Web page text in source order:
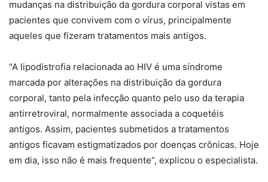
mudanças na distribuição da gordura corporal vistas em
pacientes que convivem com o vírus, principalmente
aqueles que fizeram tratamentos mais antigos.
“A lipodistrofia relacionada ao HIV é uma síndrome
marcada por alterações na distribuição da gordura
corporal, tanto pela infecção quanto pelo uso da terapia
antirretroviral, normalmente associada a coquetéis
antigos. Assim, pacientes submetidos a tratamentos
antigos ficavam estigmatizados por doenças crônicas. Hoje
em dia, isso não é mais frequente”, explicou o especialista.